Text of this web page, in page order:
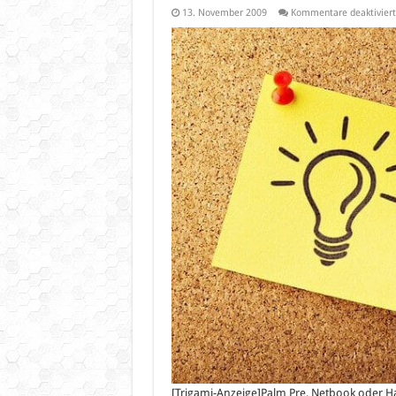
13. November 2009 Kommentare deaktiviert
[Trigami-Anzeige]Palm Pre, Netbook oder